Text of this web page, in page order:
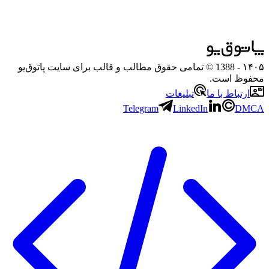
۱۴۰۵
- 1388 © تمامی حقوق مطالب و قالب برای سایت پاتوق‌یو
محفوظ است.
ارتباط با ما
تبلیغات
Telegram
LinkedIn DMCA